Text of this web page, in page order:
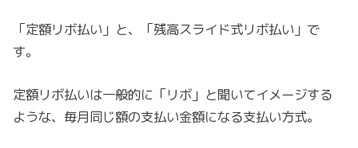
「定額リボ払い」と、「残高スライド式リボ払い」で
す。
定額リボ払いは一般的に「リボ」と聞いてイメージする
ような、毎月同じ額の支払い金額になる支払い方式。